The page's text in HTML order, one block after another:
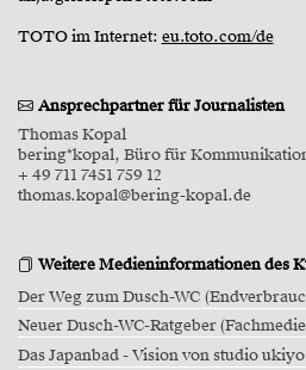
TOTO im Internet: eu.toto.com/de
Ansprechpartner für Journalisten
Thomas Kopal
bering*kopal, Büro für
+ 49 711 7451 759 12
thomas.kopal@bering-kopal.de
Weitere Medieninformationen des
Der Weg zum Dusch-WC
Neuer Dusch-WC-Ratgeber
Das Japanbad - Vision von studio ukiyo